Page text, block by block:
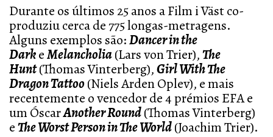
Durante os últimos 25 anos a Film i Väst co-
produziu cerca de 775 longas-metragens.
Alguns exemplos são:Dancer in the
DarkeMelancholia(Lars von Trier),The
Hunt(Thomas Vinterberg),Girl With The
Dragon Tattoo(Niels Arden Oplev), e mais
recentemente o vencedor de 4 prémios EFA e
um ÓscarAnother Round(Thomas Vinterberg)
eThe Worst Person in The World(Joachim Trier).